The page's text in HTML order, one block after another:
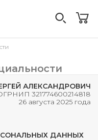
АЛЕКСАНДРОВИЧ
321774600214818
26 августа 2025 года
ДАННЫХ